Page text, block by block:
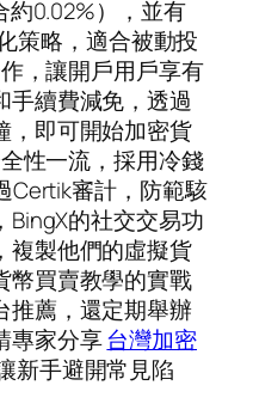
約0.02%），並有
策略，適合被動投
，讓開戶用戶享有
手續費減免，透過
，即可開始加密貨
性一流，採用冷錢
Certik審計，防範駭
的社交交易功
複製他們的虛擬貨
幣買賣教學的實戰
推薦，還定期舉辦
專家分享台灣加密
新手避開常見陷